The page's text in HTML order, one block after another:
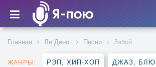
Главная Ле Дино Песни Забой
ЖАНРЫ: РЭП, ХИП-ХОП ДЖАЗ,